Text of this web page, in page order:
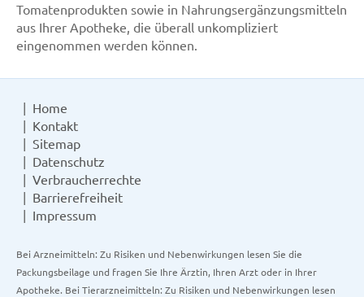
Tomatenprodukten sowie in Nahrungsergänzungsmitteln
aus Ihrer Apotheke, die überall unkompliziert
eingenommen werden können.
Home
Kontakt
Sitemap
Datenschutz
Verbraucherrechte
Barrierefreiheit
Impressum
Bei Arzneimitteln: Zu Risiken und Nebenwirkungen lesen Sie die
Packungsbeilage und fragen Sie Ihre Ärztin, Ihren Arzt oder in Ihrer
Apotheke. Bei Tierarzneimitteln: Zu Risiken und Nebenwirkungen lesen